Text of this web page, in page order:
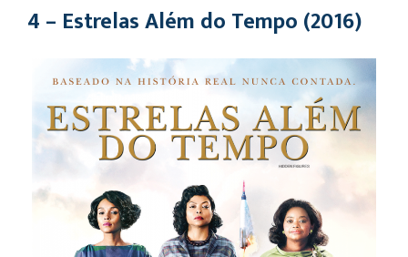
4 – Estrelas Além do Tempo (2016)